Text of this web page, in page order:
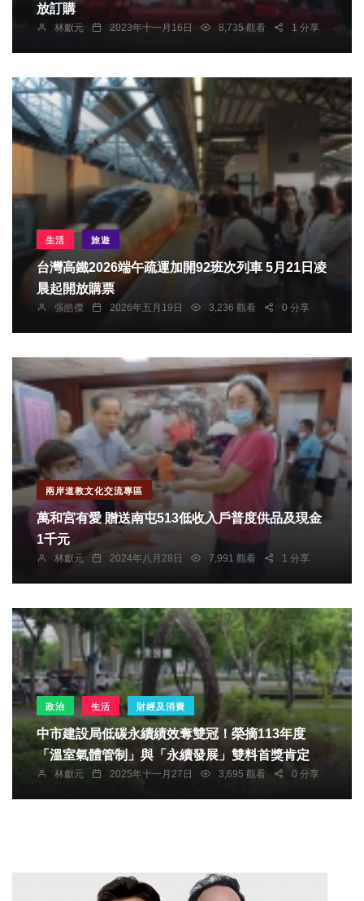
放訂購
林獻元 2023年十一月16日 8,735 觀看 1 分享
生活 旅遊
台灣高鐵2026端午疏運加開92班次列車 5月21日凌
晨起開放購票
張皓傑 2026年五月19日 3,236 觀看 0 分享
兩岸道教文化交流專區
萬和宮有愛 贈送南屯513低收入戶普度供品及現金
1千元
林獻元 2024年八月28日 7,991 觀看 1 分享
政治 生活 財經及消費
中市建設局低碳永續績效奪雙冠！榮摘113年度
「溫室氣體管制」與「永續發展」雙料首獎肯定
林獻元 2025年十一月27日 3,695 觀看 0 分享